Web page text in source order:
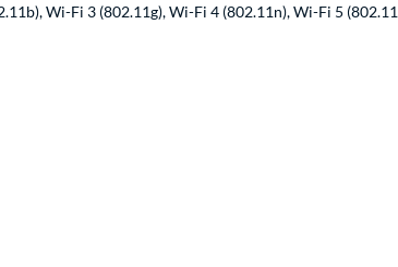
Wi-Fi 3 (802.11g), Wi-Fi 4 (802.11n), Wi-Fi 5